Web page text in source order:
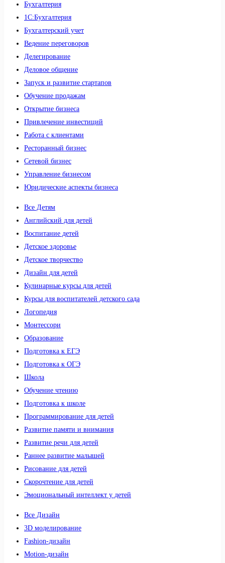
Бухгалтерия
1C:Бухгалтерия
Бухгалтерский учет
Ведение переговоров
Делегирование
Деловое общение
Запуск и развитие стартапов
Обучение продажам
Открытие бизнеса
Привлечение инвестиций
Работа с клиентами
Ресторанный бизнес
Сетевой бизнес
Управление бизнесом
Юридические аспекты бизнеса
Все Детям
Английский для детей
Воспитание детей
Детское здоровье
Детское творчество
Дизайн для детей
Кулинарные курсы для детей
Курсы для воспитателей детского сада
Логопедия
Монтессори
Образование
Подготовка к ЕГЭ
Подготовка к ОГЭ
Школа
Обучение чтению
Подготовка к школе
Программирование для детей
Развитие памяти и внимания
Развитие речи для детей
Раннее развитие малышей
Рисование для детей
Скорочтение для детей
Эмоциональный интеллект у детей
Все Дизайн
3D моделирование
Fashion-дизайн
Motion-дизайн